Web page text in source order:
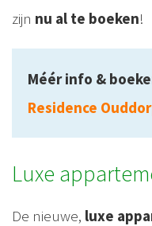
zijn nu al te boeken!
Méér info &
Residence
Luxe
De nieuwe, luxe